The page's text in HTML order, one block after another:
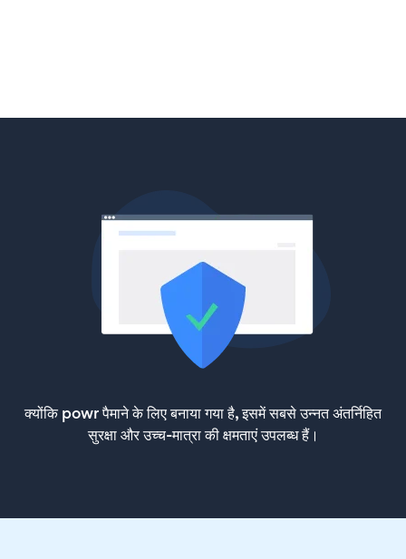
क्योंकि powr पैमाने के लिए बनाया गया है, इसमें सबसे उन्नत अंतर्निहित
सुरक्षा और उच्च-मात्रा की क्षमताएं उपलब्ध हैं।